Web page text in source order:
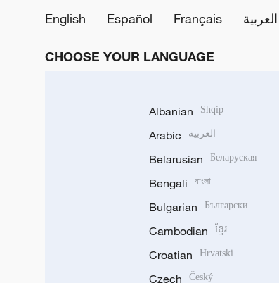
English
Español Français العربية
CHOOSE YOUR LANGUAGE
Albanian Shqip
Arabic العربية
Belarusian Беларуская
Bengali বাংলা
Bulgarian Български
Cambodian ខ្មែរ
Croatian Hrvatski
Czech Český